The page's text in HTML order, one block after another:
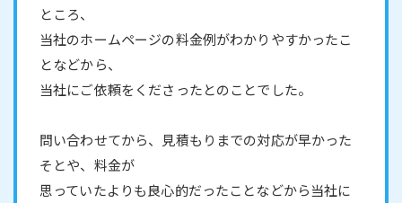
ところ、
当社のホームページの料金例がわかりやすかったこ
となどから、
当社にご依頼をくださったとのことでした。
問い合わせてから、見積もりまでの対応が早かった
そとや、料金が
思っていたよりも良心的だったことなどから当社に